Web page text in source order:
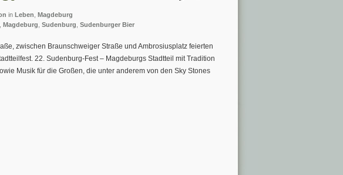
in Leben
Magdeburg
Magdeburg Sudenburg Sudenburger Bier
zwischen Braunschweiger Straße und Ambrosiusplatz feierten
22. Sudenburg-Fest – Magdeburgs Stadtteil mit Tradition
Musik für die Großen, die unter anderem von den Sky Stones